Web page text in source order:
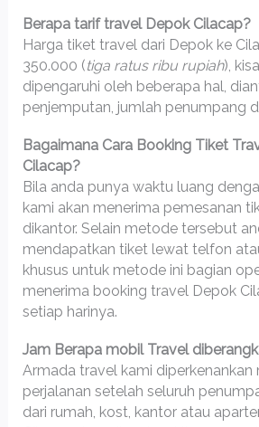
Berapa tarif travel Depok Cilacap?
Harga tiket travel dari Depok ke
350.000 (tiga ratus ribu rupiah),
dipengaruhi oleh beberapa hal,
penjemputan, jumlah penumpang
Bagaimana Cara Booking Tiket
Cilacap?
Bila anda punya waktu luang
kami akan menerima pemesanan
dikantor. Selain metode tersebut
mendapatkan tiket lewat telfon
khusus untuk metode ini bagian
menerima booking travel Depok
setiap harinya.
Jam Berapa mobil Travel
Armada travel kami diperkenankan
perjalanan setelah seluruh
dari rumah, kost, kantor atau